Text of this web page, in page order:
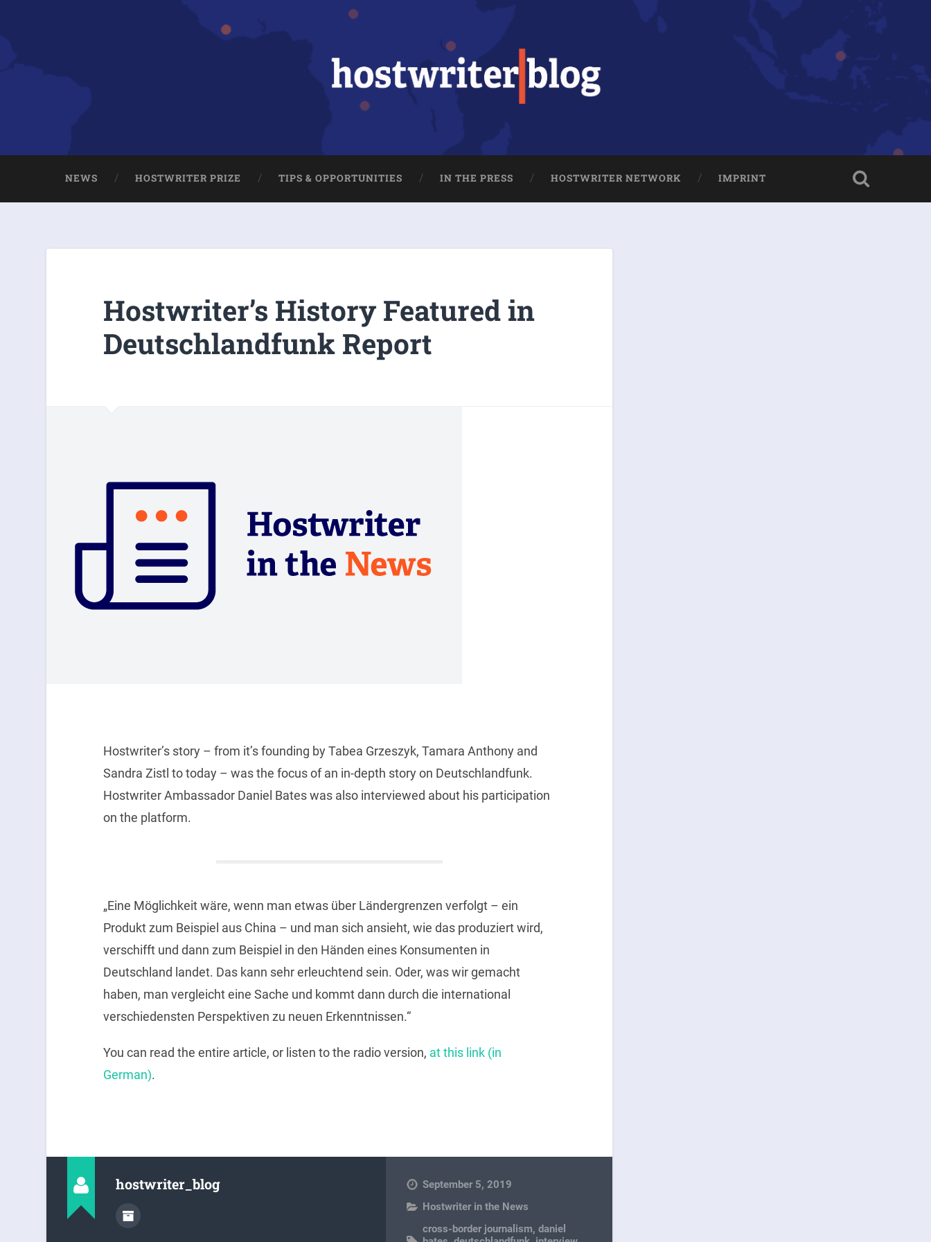
NEWS HOSTWRITER PRIZE TIPS & OPPORTUNITIES IN THE PRESS HOSTWRITER NETWORK IMPRINT
Hostwriter’s History Featured in
Deutschlandfunk Report
Hostwriter’s story – from it’s founding by Tabea Grzeszyk, Tamara Anthony and
Sandra Zistl to today – was the focus of an in-depth story on Deutschlandfunk.
Hostwriter Ambassador Daniel Bates was also interviewed about his participation
on the platform.
„Eine Möglichkeit wäre, wenn man etwas über Ländergrenzen verfolgt – ein
Produkt zum Beispiel aus China – und man sich ansieht, wie das produziert wird,
verschifft und dann zum Beispiel in den Händen eines Konsumenten in
Deutschland landet. Das kann sehr erleuchtend sein. Oder, was wir gemacht
haben, man vergleicht eine Sache und kommt dann durch die international
verschiedensten Perspektiven zu neuen Erkenntnissen.“
You can read the entire article, or listen to the radio version, at this link (in
German).
hostwriter_blog
September 5, 2019
Hostwriter in the News
cross-border journalism,daniel